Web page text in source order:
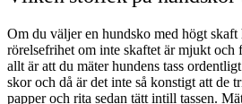
Om du väljer en hundsko med högt skaft
rörelsefrihet om inte skaftet är mjukt och
allt är att du mäter hundens tass
skor och då är det inte så konstigt att de
papper och rita sedan tätt intill tassen.